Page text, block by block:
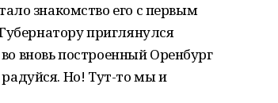
знакомство его с первым
приглянулся
вновь построенный Оренбург
Но! Тут-то мы и